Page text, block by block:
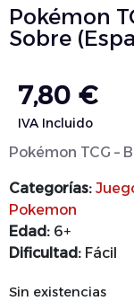
Pokémon
Sobre
7,80 €
IVA Incluido
Pokémon TCG –
Categorías:
Pokemon
Edad: 6+
Dificultad: Fácil
Sin existencias